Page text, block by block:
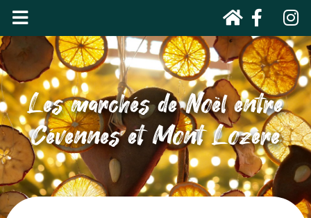
Les marchés de Noël entre
Cévennes et Mont Lozère